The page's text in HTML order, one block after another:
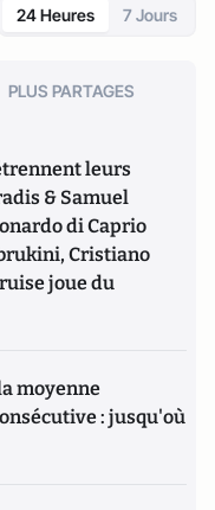
24 Heures 7 Jours
PLUS PARTAGES
leurs
& Samuel
di Caprio
Cristiano
joue du
moyenne
: jusqu'où